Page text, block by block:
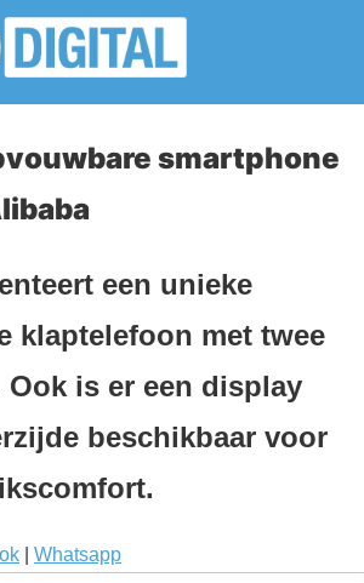
smartphone
een unieke
klaptelefoon met twee
is er een display
beschikbaar voor
Whatsapp